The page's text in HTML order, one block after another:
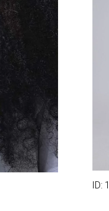
ID: